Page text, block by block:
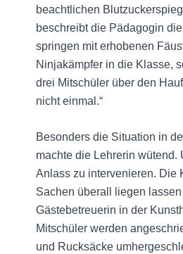
beachtlichen
beschreibt die Pädagogin
springen mit erhobenen
Ninjakämpfer in die Klasse,
drei Mitschüler über den
nicht einmal.“
Besonders die Situation in
machte die Lehrerin wütend.
Anlass zu intervenieren. Die
Sachen überall liegen
Gästebetreuerin in der
Mitschüler werden
und Rucksäcke